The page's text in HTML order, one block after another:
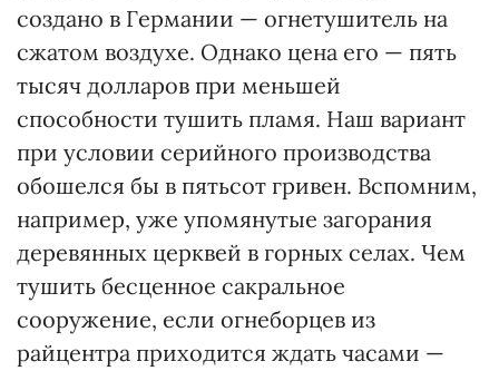
создано в Германии — огнетушитель на
сжатом воздухе. Однако цена его — пять
тысяч долларов при меньшей
способности тушить пламя. Наш вариант
при условии серийного производства
обошелся бы в пятьсот гривен. Вспомним,
например, уже упомянутые загорания
деревянных церквей в горных селах. Чем
тушить бесценное сакральное
сооружение, если огнеборцев из
райцентра приходится ждать часами —